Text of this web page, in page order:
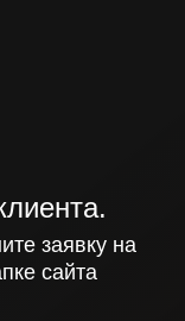
заявку на
сайта